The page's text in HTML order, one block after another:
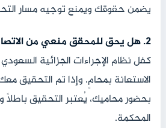
يضمن حقوقك ويمنع توجيه مسار
2. هل يحق للمحقق منعي من الاتصال بمحامي؟
كفل نظام الإجراءات الجزائية
الاستعانة بمحامٍ. وإذا تم التحقيق
بحضور محاميك، يُعتبر التحقيق
المحكمة.